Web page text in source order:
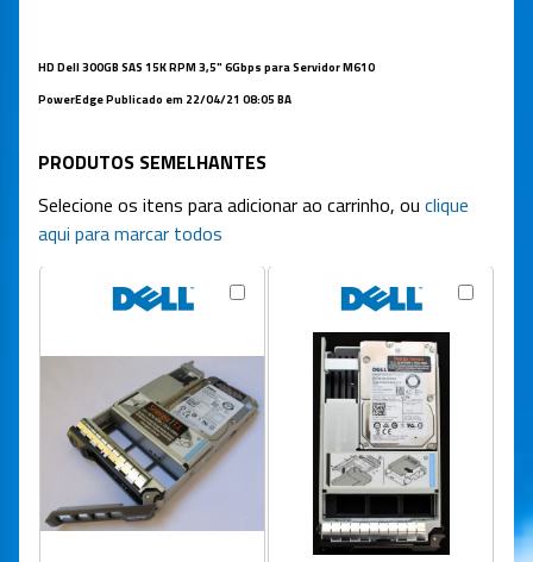
HD Dell 300GB SAS 15K RPM 3,5" 6Gbps para Servidor M610
PowerEdgePublicado em 22/04/21 08:05 BA
PRODUTOS SEMELHANTES
Selecione os itens para adicionar ao carrinho, ou clique
aqui para marcar todos